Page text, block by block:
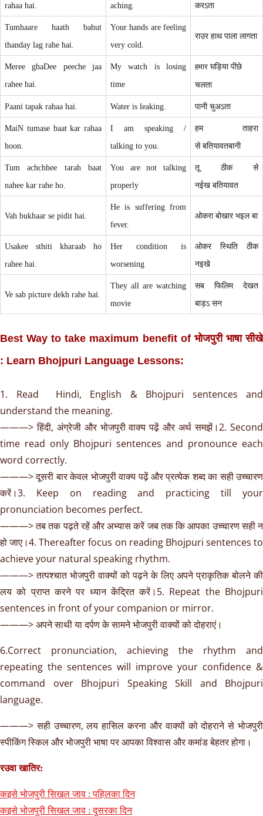
rahaa hai. aching. करऽता
Tumhaare haath bahut
thanday lag rahe hai.
Your hands are feeling
very cold.
राउर हाथ पाला लागता
Meree ghaDee peeche jaa
rahee hai.
My watch is losing
time
हमार घड़िया पीछे
चलता
Paani tapak rahaa hai. Water is leaking. पानी चुअऽता
MaiN tumase baat kar rahaa
hoon.
I am speaking /
talking to you.
हमताहरा
सेबतियावतबानी
Tum achchhee tarah baat
nahee kar rahe ho.
You are not talking
properly
तू ठीक से
नईखबतियावत
Vah bukhaar se pidit hai.
He is suffering from
fever.
ओकराबोखार भइलबा
Usakee sthiti kharaab ho
rahee hai.
Her condition is
worsening
ओकर स्थिति ठीक
नइखे
Ve sab picture dekh rahe hai.
They all are watching
movie
सब फिलिम देखत
बाड़ऽ सन
Best Way to take maximum benefit of भोजपुरी भाषा सीखे
: Learn Bhojpuri Language Lessons:
1. Read Hindi, English & Bhojpuri sentences and
understand the meaning.
———> हिंदी, अंग्रेजी और भोजपुरी वाक्य पढ़ें और अर्थ समझें।2. Second
time read only Bhojpuri sentences and pronounce each
word correctly.
———> दूसरी बार केवल भोजपुरी वाक्य पढ़ें और प्रत्येक शब्द का सही उच्चारण
करें।3. Keep on reading and practicing till your
pronunciation becomes perfect.
———> तब तक पढ़ते रहें और अभ्यास करें जब तक कि आपका उच्चारण सही न
हो जाए।4. Thereafter focus on reading Bhojpuri sentences to
achieve your natural speaking rhythm.
———> तत्पश्चात भोजपुरी वाक्यों को पढ़ने के लिए अपने प्राकृतिक बोलने की
लय को प्राप्त करने पर ध्यान केंद्रित करें।5. Repeat the Bhojpuri
sentences in front of your companion or mirror.
———> अपने साथी या दर्पण के सामने भोजपुरी वाक्यों को दोहराएं।
6.Correct pronunciation, achieving the rhythm and
repeating the sentences will improve your confidence &
command over Bhojpuri Speaking Skill and Bhojpuri
language.
———> सही उच्चारण, लय हासिल करना और वाक्यों को दोहराने से भोजपुरी
स्पीकिंग स्किल और भोजपुरी भाषा पर आपका विश्वास और कमांड बेहतर होगा।
रउवा खातिर:
कइसे भोजपुरी सिखल जाव : पहिलका दिन
कइसे भोजपुरी सिखल जाव : दुसरका दिन